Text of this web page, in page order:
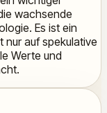
wachsende
Es ist ein
nur auf spekulative
Werte und